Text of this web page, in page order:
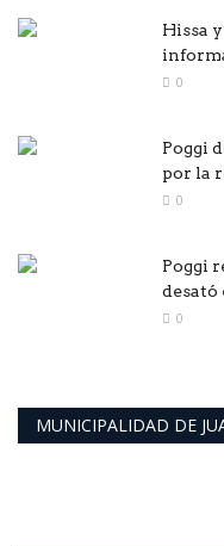
Hissa
0
Poggi
por la
0
Poggi
desató
0
MUNICIPALIDAD DE